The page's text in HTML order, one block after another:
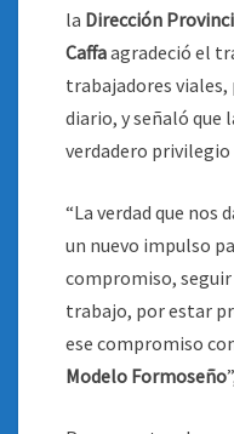
la Dirección
Caffaagradeció el
trabajadores
diario, y señaló que
verdadero privilegio
“La verdad que nos
un nuevo impulso
compromiso,
trabajo, por estar
ese compromiso
Modelo Formoseño